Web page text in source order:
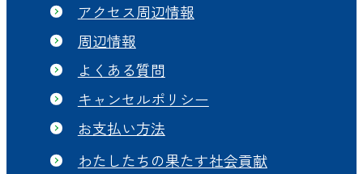
アクセス周辺情報
周辺情報
よくある質問
キャンセルポリシー
お支払い方法
わたしたちの果たす社会貢献